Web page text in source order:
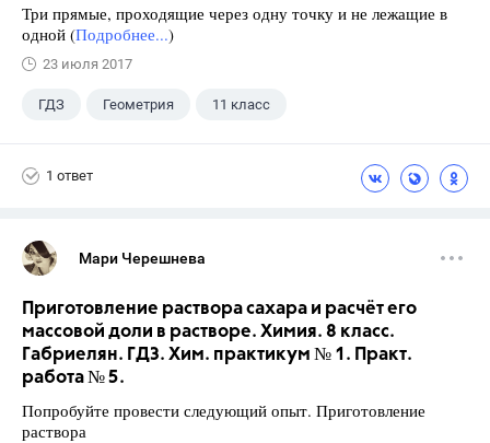
Три прямые, проходящие через одну точку и не лежащие в
одной (Подробнее...)
23 июля 2017
ГДЗ Геометрия 11 класс
1 ответ
Мари Черешнева
Приготовление раствора сахара и расчёт его
массовой доли в растворе. Химия. 8 класс.
Габриелян. ГДЗ. Хим. практикум № 1. Практ.
работа № 5.
Попробуйте провести следующий опыт. Приготовление
раствора